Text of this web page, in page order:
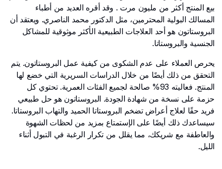
بيع المنتج أكثر من مليون مرت . وقد أقره العديد من أطباء
المسالك البولية المحترمين، مثل الدكتور محمد الناصري. ويعتقد أن
البروستاتون هو أحد العلاجات الطبيعية الأكثر موثوقية للمشاكل
الجنسية والبروستاتا.
يحرص العملاء على عدم الشكوى من كيفية عمل البروستاتون. يتم
التحقق من ذلك أيضًا من خلال الدراسات السريرية التي خضع لها
المنتج. فعاليته 93% صالحة لجميع الفئات العمرية. تحتوي كل
حزمة على نسخة من شهادة الجودة. البروستاتون هو حل طبيعي
فريد حقًا لعلاج أعراض تضخم البروستاتا الحميد والتهاب البروستاتا.
سيساعدك ذلك أيضًا على الإستمتاع بمزيد من لحظات الشهوة
والعاطفة مع شريكك، مما يقلل من تكرار الرغبة في التبول أثناء
الليل.